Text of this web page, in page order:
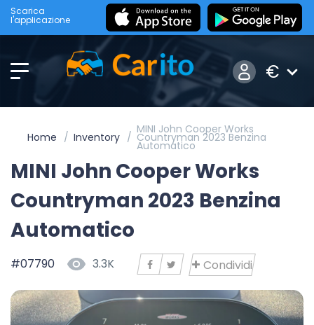
Scarica
l'applicazione
€
Home Inventory
MINI John Cooper Works
Countryman 2023 Benzina
Automatico
MINI John Cooper Works
Countryman 2023 Benzina
Automatico
#07790 3.3K Condividi